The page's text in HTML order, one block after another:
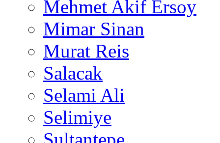
Mehmet Akif Ersoy
Mimar Sinan
Murat Reis
Salacak
Selami Ali
Selimiye